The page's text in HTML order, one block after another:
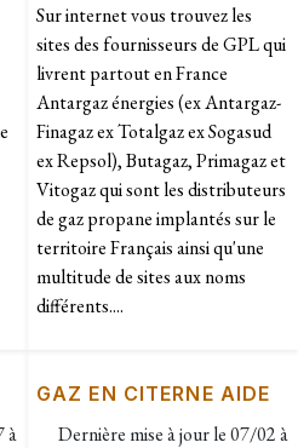
Sur internet vous trouvez les
sites des fournisseurs de GPL qui
livrent partout en France
Antargaz énergies (ex Antargaz-
Finagaz ex Totalgaz ex Sogasud
ex Repsol), Butagaz, Primagaz et
Vitogaz qui sont les distributeurs
de gaz propane implantés sur le
territoire Français ainsi qu'une
multitude de sites aux noms
différents....
à
GAZ EN CITERNE AIDE
Dernière mise à jour le07/02 à